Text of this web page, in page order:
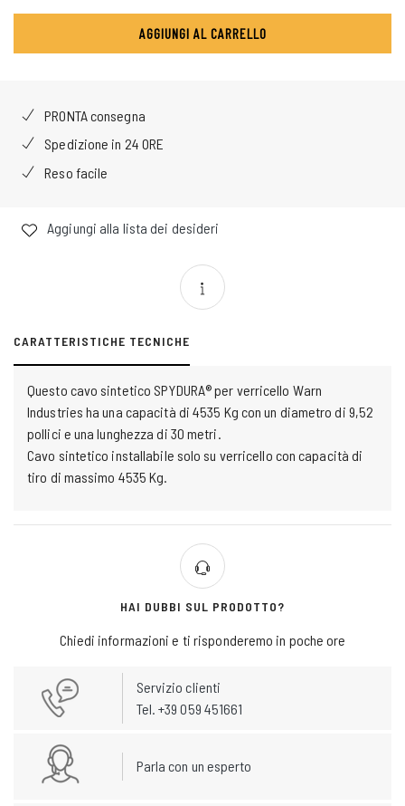
AGGIUNGI AL CARRELLO
PRONTA consegna
Spedizione in 24 ORE
Reso facile
Aggiungi alla lista dei desideri
CARATTERISTICHE TECNICHE
Questo cavo sintetico SPYDURA® per verricello Warn
Industries ha una capacità di 4535 Kg con un diametro di 9,52
pollici e una lunghezza di 30 metri.
Cavo sintetico installabile solo su verricello con capacità di
tiro di massimo 4535 Kg.
HAI DUBBI SUL PRODOTTO?
Chiedi informazioni e ti risponderemo in poche ore
Servizio clienti
Tel. +39 059 451661
Parla con un esperto